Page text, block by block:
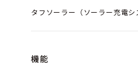
タフソーラー（ソーラー充電シ
機能